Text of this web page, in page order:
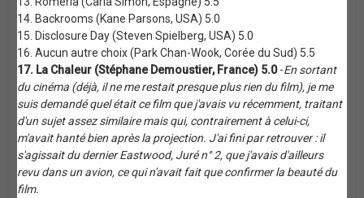
14. Backrooms (Kane Parsons, USA) 5.0
15. Disclosure Day (Steven Spielberg, USA) 5.0
16. Aucun autre choix (Park Chan-Wook, Corée du Sud) 5.5
17. La Chaleur (Stéphane Demoustier, France) 5.0-En sortant
du cinéma (déjà, il ne me restait presque plus rien du film), je me
suis demandé quel était ce film que j'avais vu récemment, traitant
d'un sujet assez similaire mais qui, contrairement à celui-ci,
m'avait hanté bien après la projection. J'ai fini par retrouver : il
s'agissait du dernier Eastwood, Juré n° 2, que j'avais d'ailleurs
revu dans un avion, ce qui n'avait fait que confirmer la beauté du
film.